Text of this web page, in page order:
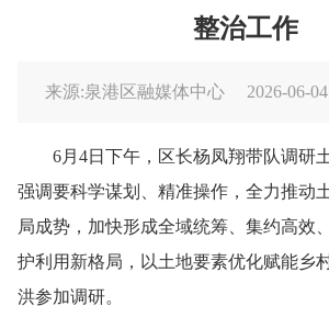
整治工作
来源:泉港区融媒体中心 2026-06-
6月4日下午，区长杨凤翔带队调研土
强调要科学谋划、精准操作，全力推动
局成势，加快形成全域统筹、集约高效
护利用新格局，以土地要素优化赋能乡
洪参加调研。